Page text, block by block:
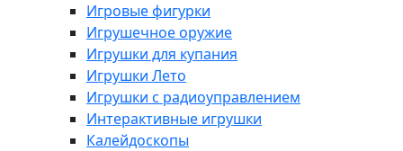
Игровые фигурки
Игрушечное оружие
Игрушки для купания
Игрушки Лето
Игрушки с радиоуправлением
Интерактивные игрушки
Калейдоскопы